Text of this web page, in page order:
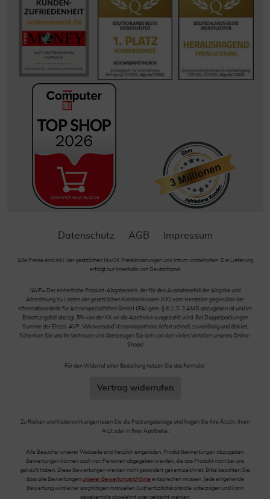
Datenschutz AGB Impressum
Alle Preise sind inkl. der gestzlichen MwSt. Preisänderungen und Irrtum vorbehalten. Die Lieferung
erfolgt nur innerhalb von Deutschland.
*AVP= Der einheitliche Produkt-Abgabepreis, der für den Ausnahmefall der Abgabe und
Abrechnung zu Lasten der gesetzlichen Krankenkassen (KK) vom Hersteller gegenüber der
Informationsstelle für Arzneispezialitäten GmbH (IFA) gem. § III 1, S. 2 AMG anzugeben ist und im
Erstattungsfall abzügl. 5% von der KK an die Apotheke ausgezahlt wird. Bei Doppelpackungen
Summe der Einzel-AVP. Volksversand Versandapotheke liefert schnell, zuverlässig und diskret.
Schenken Sie uns Ihr Vertrauen und überzeugen Sie sich von den vielen Vorteilen unseres Online-
Shops!
Für den Widerruf einer Bestellung nutzen Sie das Formular:
Vertrag widerrufen
Zu Risiken und Nebenwirkungen lesen Sie die Packungsbeilage und fragen Sie Ihre Ärztin, Ihren
Arzt oder in Ihrer Apotheke.
Alle Besucher unserer Webseite sind herzlich eingeladen, Produktbewertungen abzugeben.
Bewertungen können auch von Personen abgegeben werden, die das Produkt nicht bei uns
gekauft haben. Diese Bewertungen werden nicht gesondert gekennzeichnet. Bitte beachten Sie,
dass alle Bewertungen unserer Bewertungsrichtlinie entsprechen müssen. Jede eingehende
Bewertung wird einer sorgfältigen manuellen Authentizitätskontrolle unterzogen und kann
gegebenfalls abgelehnt oder gelöscht werden.